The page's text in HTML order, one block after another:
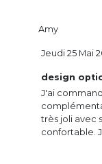
Amy
design
J'ai
très joli avec
confortable.
Jeudi 25 Mai